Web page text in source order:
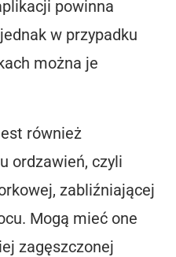
powinna
w przypadku
można je
również
ordzawień, czyli
zabliźniającej
Mogą mieć one
zagęszczonej